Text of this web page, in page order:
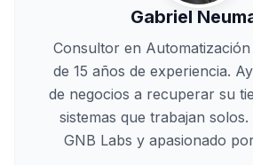
Gabriel
Consultor en
de 15 años de experiencia.
de negocios a recuperar su
sistemas que trabajan
GNB Labs y apasionado